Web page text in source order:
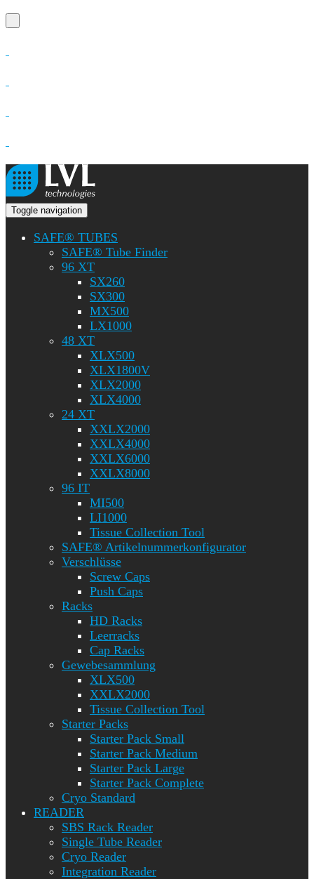
Toggle navigation
SAFE® TUBES
SAFE® Tube Finder
96 XT
SX260
SX300
MX500
LX1000
48 XT
XLX500
XLX1800V
XLX2000
XLX4000
24 XT
XXLX2000
XXLX4000
XXLX6000
XXLX8000
96 IT
MI500
LI1000
Tissue Collection Tool
SAFE® Artikelnummerkonfigurator
Verschlüsse
Screw Caps
Push Caps
Racks
HD Racks
Leerracks
Cap Racks
Gewebesammlung
XLX500
XXLX2000
Tissue Collection Tool
Starter Packs
Starter Pack Small
Starter Pack Medium
Starter Pack Large
Starter Pack Complete
Cryo Standard
READER
SBS Rack Reader
Single Tube Reader
Cryo Reader
Integration Reader